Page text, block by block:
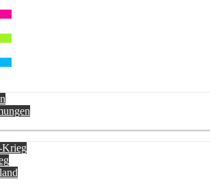
Krieg